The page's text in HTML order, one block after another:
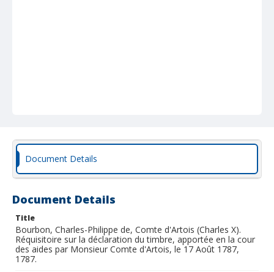
Document Details
Document Details
Title
Bourbon, Charles-Philippe de, Comte d'Artois (Charles X).
Réquisitoire sur la déclaration du timbre, apportée en la cour
des aides par Monsieur Comte d'Artois, le 17 Août 1787,
1787.